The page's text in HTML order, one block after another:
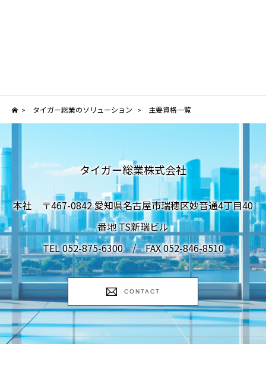
> タイガー総業のソリューション > 主要資格一覧
タイガー総業株式会社
本社 〒467-0842 愛知県名古屋市瑞穂区妙音通4丁目40
番地 TS新瑞ビル
TEL 052-875-6300 / FAX 052-846-8510
CONTACT